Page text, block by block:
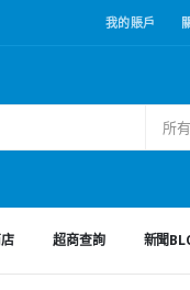
我的賬戶
所
超商查詢 新聞